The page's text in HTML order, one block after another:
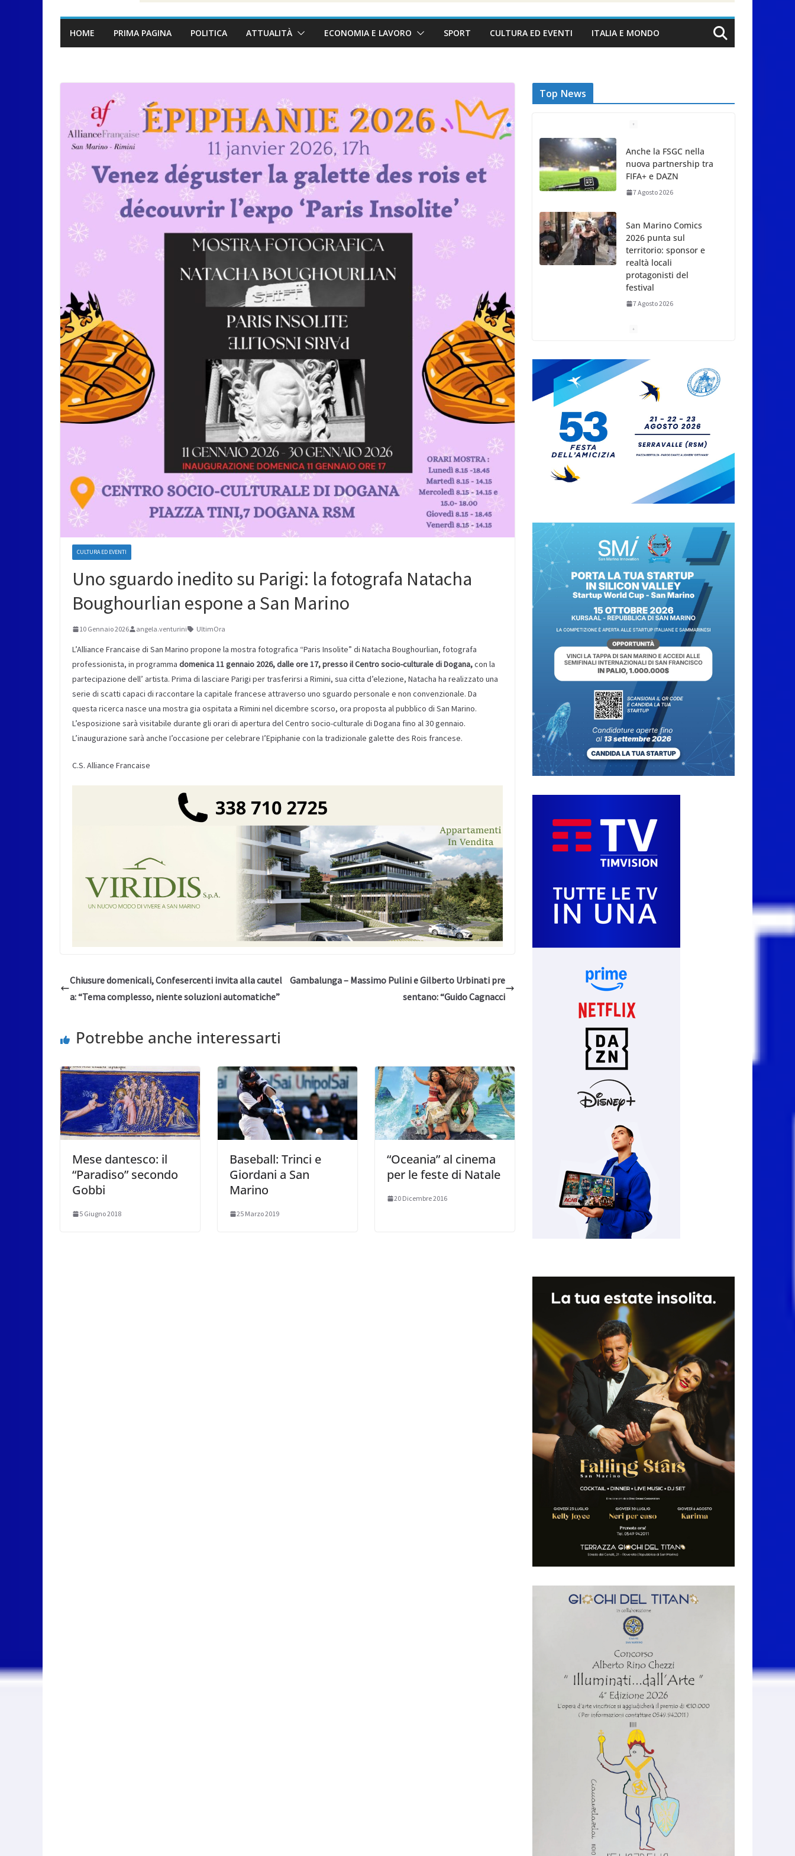
HOME PRIMA PAGINA POLITICA ATTUALITÀ ECONOMIA E LAVORO SPORT CULTURA ED EVENTI ITALIA E MONDO
CULTURA ED EVENTI
Uno sguardo inedito su Parigi: la fotografa Natacha
Boughourlian espone a San Marino
10 Gennaio 2026 angela.venturini UltimOra
L’Alliance Francaise di San Marino propone la mostra fotografica “Paris Insolite” di Natacha Boughourlian, fotografa
professionista, in programma domenica 11 gennaio 2026, dalle ore 17, presso il Centro socio-culturale di Dogana,con la
partecipazione dell’ artista. Prima di lasciare Parigi per trasferirsi a Rimini, sua citta d’elezione, Natacha ha realizzato una
serie di scatti capaci di raccontare la capitale francese attraverso uno sguardo personale e non convenzionale. Da
questa ricerca nasce una mostra gia ospitata a Rimini nel dicembre scorso, ora proposta al pubblico di San Marino.
L’esposizione sarà visitabile durante gli orari di apertura del Centro socio-culturale di Dogana fino al 30 gennaio.
L’inaugurazione sarà anche I’occasione per celebrare I’Epiphanie con la tradizionale galette des Rois francese.
C.S. Alliance Francaise
Chiusure domenicali, Confesercenti invita alla cautel
a: “Tema complesso, niente soluzioni automatiche”
Gambalunga – Massimo Pulini e Gilberto Urbinati pre
sentano: “Guido Cagnacci
Potrebbe anche interessarti
Mese dantesco: il
“Paradiso” secondo
Gobbi
5 Giugno 2018
Baseball: Trinci e
Giordani a San
Marino
25 Marzo 2019
“Oceania” al cinema
per le feste di Natale
20 Dicembre 2016
Top News
Anche la FSGC nella
nuova partnership tra
FIFA+ e DAZN
7 Agosto 2026
San Marino Comics
2026 punta sul
territorio: sponsor e
realtà locali
protagonisti del
festival
7 Agosto 2026
verso l’ora del
tramonto. I luoghi del
territorio dove si potrà
ammirare
7 Agosto 2026
San Marino, stop agli
abbruciamenti di
residui agricoli e
vegetali fino al 15
settembre. Previste
Caccuri celebra
Roberto Sergio:
cittadinanza onoraria,
chiavi della città e
premio alla carriera
7 Agosto 2026